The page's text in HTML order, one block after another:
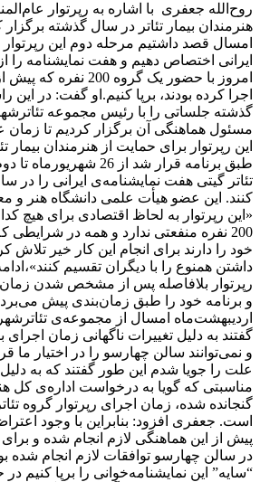
روح‌الله جعفری با اشاره به رپرتوار
هنرمندان بیمار تئاتر در سال گذشته برگزار
امسال قصد داشتیم مرحله دوم این رپرتوار
ایرانی اختصاص دهیم و هفت نمایشنامه را
امروز با حضور یک گروه
اجرا کرده بودند، برپا کنیم.او گفت: در این
گذشته جلساتی را با رئیس مجموعه
مسئول هماهنگی آن برگزار کردیم تا
این رپرتوار برای حمایت از هنرمندان
طبق برنامه قرار شد از 26
تئاتر گیتی هفت نمایشنامه‌ی ایرانی را در
کنند. این عضو هیأت علمی دانشگاه هنر و
«این رپرتوار به لحاظ اقتصادی برای هیچ
200 نفره منفعتی ندارد و همه در
خود را دارند برای انجام این کار خیر تلاش
داشتن همنوع را با دیگران تقسیم
رپرتوار بلافاصله پس از مشخص شدن زمان
و برنامه خود را طبق زمان‌بندی پیش
اردیبهشت‌ماه امسال از مجموعه‌ی
گفتند به دلیل تغییرات ناگهانی زمان
و نمی‌توانند سالن چهارسو را در اختیار ما
علت را جویا شدم این طور گفتند که به
مناسبتی که گویا به درخواست اداره‌ی کل
گنجانده شده، زمان اجرای رپرتوار گروه
است. جعفری افزود: بنابراین با وجود
پیش از این هماهنگی لازم انجام شده و
در سالن چهارسو توافقات لازم انجام شده
“سایه” این نمایشنامه‌خوانی را برپا کنیم